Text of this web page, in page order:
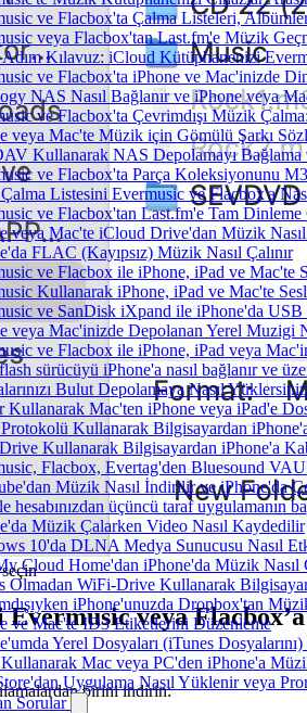
ve Flacbox'ta Çalma Listeleri,
veya Flacbox'tan Last.fm'e Müzik
Adım Kılavuz: iCloud Kütüphanenizi
ve Flacbox'ta iPhone ve Mac'inizde
NAS Nasıl Bağlanır ve iPhone veya
ve Flacbox'ta Çevrimdışı Müzik
veya Mac'te Müzik için Gömülü Şarkı
Kullanarak NAS Depolamayı
ve Flacbox'ta Parça Koleksiyonunu
Listesini Evermusic ve Flacbox'a
ve Flacbox'tan Last.fm'e Tam Dinleme
veya Mac'te iCloud Drive'dan Müzik
FLAC (Kayıpsız) Müzik Nasıl Çalınır
ve Flacbox ile iPhone, iPad ve Mac'te
Kullanarak iPhone, iPad ve Mac'te
ve SanDisk iXpand ile iPhone'da USB
veya Mac'inizde Depolanan Yerel Muzigi
ve Flacbox ile iPhone, iPad veya
sürücüyü iPhone'a nasıl bağlanır ve
Bulut Depolamaya Nasıl
Kullanarak Mac'ten iPhone veya iPad'e
Kullanarak Bilgisayardan
Kullanarak Bilgisayardan iPhone'a
Flacbox, Evertag'den Bluesound
Müzik Nasıl İndirilir ve iPhone'da
hesabınızdan üçüncü taraf uygulamanın
Müzik Çalarken Video Nasıl Kaydedilir
10'da DLNA Medya Sunucusu Nasıl
Cloud Home'dan iPhone'da Müzik Nasıl
Olmadan WiFi-Drive Kullanarak
iPhone'unuzda Dropbox'tan
ve Mac'te ID3 Etiketlerini Düzenleme
Yerel Dosyaları (iTunes Dosyalarını)
Mac veya PC'den iPhone'a
Uygulama Nasıl Yüklenir veya
Sorular
veya Flacbox’a
birini indirin: